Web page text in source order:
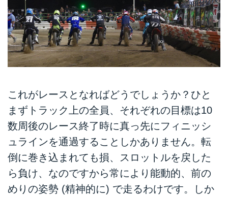
これがレースとなればどうでしょうか？ひと
まずトラック上の全員、それぞれの目標は10
数周後のレース終了時に真っ先にフィニッシ
ュラインを通過することしかありません。転
倒に巻き込まれても損、スロットルを戻した
ら負け、なのですから常により能動的、前の
めりの姿勢 (精神的に) で走るわけです。しか